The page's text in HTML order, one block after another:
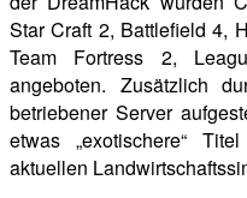
Star Craft 2, Battlefield 4,
Team Fortress 2,
angeboten. Zusätzlich
betriebener Server
etwas „exotischere“
aktuellen